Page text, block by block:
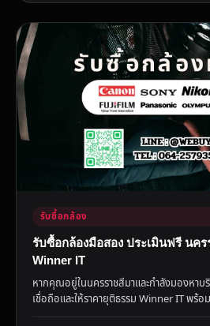
รับซื้อกล้อง
รับซื้อกล้องมือสอง ประเมินฟรี นค
Winner IT
หากคุณอยู่ในนครราชสีมาและกำลังมองหา
เชื่อถือและให้ราคายุติธรรม Winner IT พร้